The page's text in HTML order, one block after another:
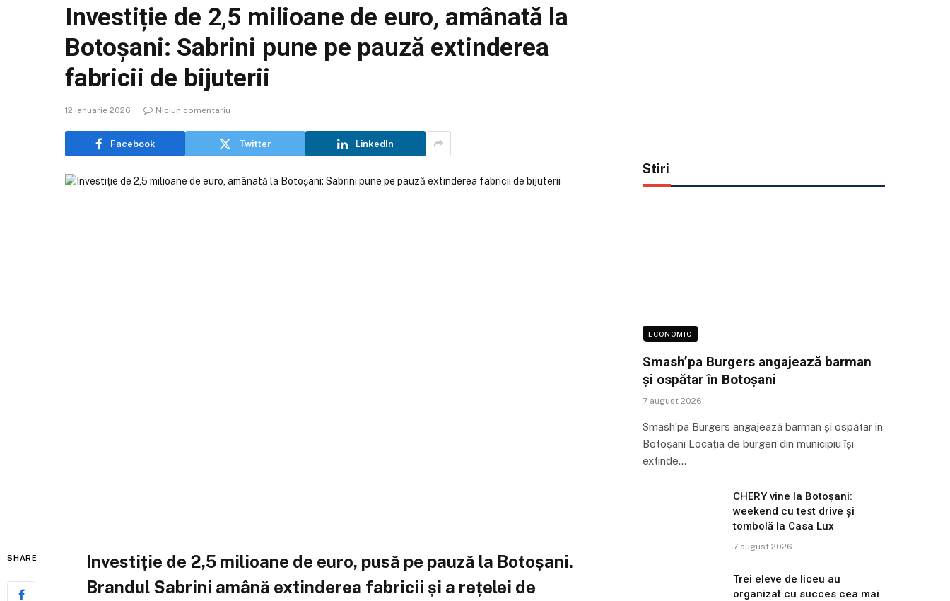
Investiție de 2,5 milioane de euro, amânată la
Botoșani: Sabrini pune pe pauză extinderea
fabricii de bijuterii
12 ianuarie 2026 Niciun comentariu
Facebook Twitter LinkedIn
SHARE
Investiție de 2,5 milioane de euro, pusă pe pauză la Botoșani.
Brandul Sabrini amână extinderea fabricii și a rețelei de
Stiri
ECONOMIC
Smash’pa Burgers angajează barman
și ospătar în Botoșani
7 august 2026
Smash’pa Burgers angajează barman și ospătar în
Botoșani Locația de burgeri din municipiu își
extinde…
CHERY vine la Botoșani:
weekend cu test drive și
tombolă la Casa Lux
7 august 2026
Trei eleve de liceu au
organizat cu succes cea mai